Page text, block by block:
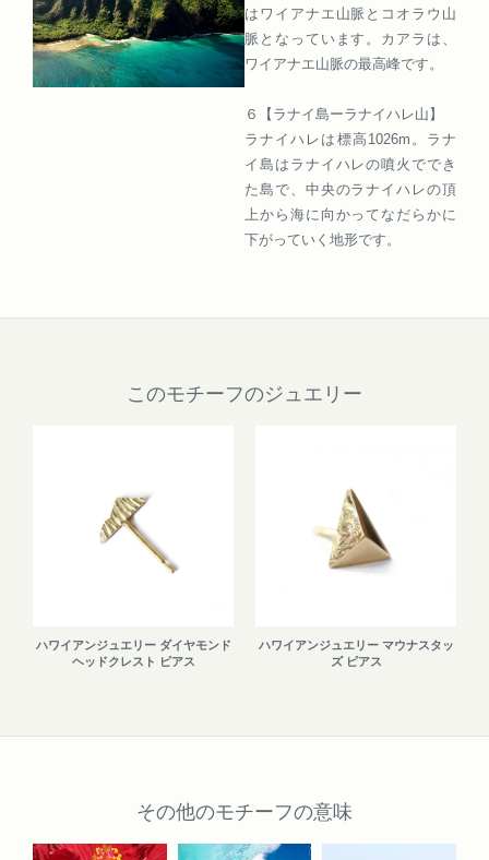
はワイアナエ山脈とコオラウ山
脈となっています。カアラは、
ワイアナエ山脈の最高峰です。
６【ラナイ島ーラナイハレ山】
ラナイハレは標高1026m。ラナ
イ島はラナイハレの噴火ででき
た島で、中央のラナイハレの頂
上から海に向かってなだらかに
下がっていく地形です。
このモチーフのジュエリー
ハワイアンジュエリー ダイヤモンド
ヘッドクレスト ピアス
ハワイアンジュエリー マウナスタッ
ズ ピアス
その他のモチーフの意味